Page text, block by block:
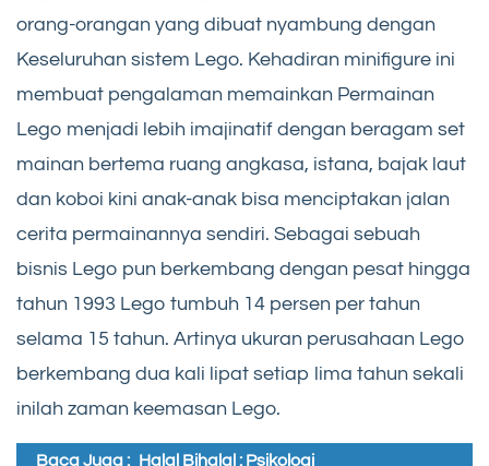
orang-orangan yang dibuat nyambung dengan
Keseluruhan sistem Lego. Kehadiran minifigure ini
membuat pengalaman memainkan Permainan
Lego menjadi lebih imajinatif dengan beragam set
mainan bertema ruang angkasa, istana, bajak laut
dan koboi kini anak-anak bisa menciptakan jalan
cerita permainannya sendiri. Sebagai sebuah
bisnis Lego pun berkembang dengan pesat hingga
tahun 1993 Lego tumbuh 14 persen per tahun
selama 15 tahun. Artinya ukuran perusahaan Lego
berkembang dua kali lipat setiap lima tahun sekali
inilah zaman keemasan Lego.
Baca Juga : Halal Bihalal : Psikologi